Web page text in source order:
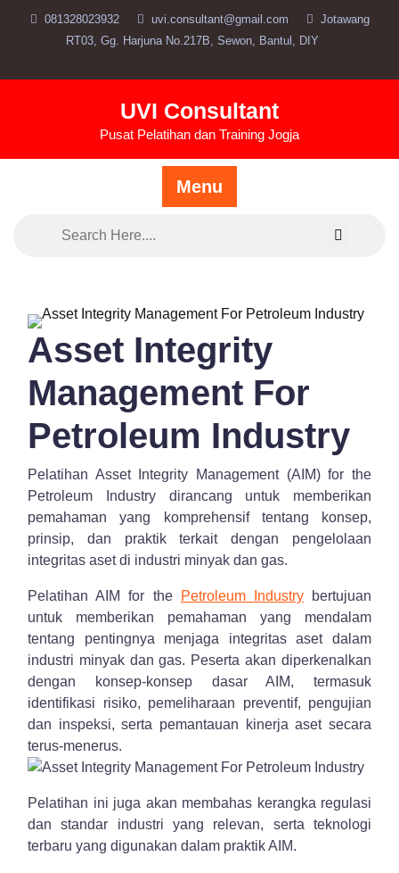
081328023932 uvi.consultant@gmail.com
Jotawang
RT03, Gg. Harjuna No.217B, Sewon, Bantul, DIY
UVI Consultant
Pusat Pelatihan dan Training Jogja
Menu
Asset Integrity
Management For
Petroleum Industry
Pelatihan Asset Integrity Management (AIM) for the
Petroleum Industry dirancang untuk memberikan
pemahaman yang komprehensif tentang konsep,
prinsip, dan praktik terkait dengan pengelolaan
integritas aset di industri minyak dan gas.
Pelatihan AIM for the Petroleum Industrybertujuan
untuk memberikan pemahaman yang mendalam
tentang pentingnya menjaga integritas aset dalam
industri minyak dan gas. Peserta akan diperkenalkan
dengan konsep-konsep dasar AIM, termasuk
identifikasi risiko, pemeliharaan preventif, pengujian
dan inspeksi, serta pemantauan kinerja aset secara
terus-menerus.
Pelatihan ini juga akan membahas kerangka regulasi
dan standar industri yang relevan, serta teknologi
terbaru yang digunakan dalam praktik AIM.